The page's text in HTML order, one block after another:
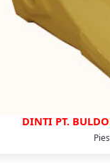
DINTI PT.